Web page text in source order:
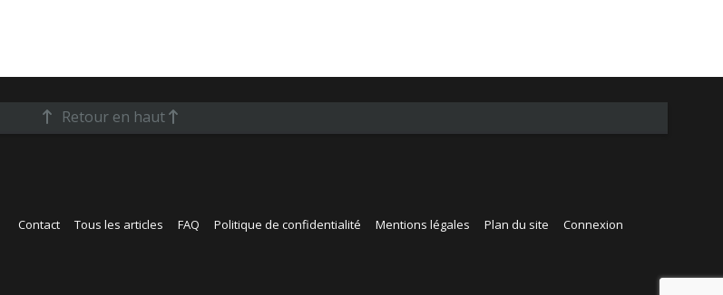
Retour en haut
Contact Tous les articles FAQ Politique de confidentialité Mentions légales Plan du site Connexion